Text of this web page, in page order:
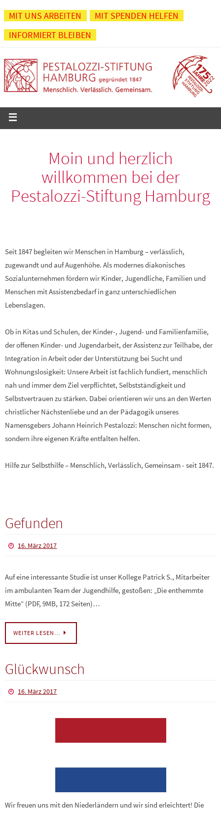
Zum
Inhalt
springen
MIT UNS ARBEITEN
MIT SPENDEN HELFEN
INFORMIERT BLEIBEN
Moin und herzlich
willkommen bei der
Pestalozzi-Stiftung Hamburg
Seit 1847 begleiten wir Menschen in Hamburg – verlässlich,
zugewandt und auf Augenhöhe. Als modernes diakonisches
Sozialunternehmen fördern wir Kinder, Jugendliche, Familien und
Menschen mit Assistenzbedarf in ganz unterschiedlichen
Lebenslagen.
Ob in Kitas und Schulen, der Kinder-, Jugend- und Familienfamilie,
der offenen Kinder- und Jugendarbeit, der Assistenz zur Teilhabe, der
Integration in Arbeit oder der Unterstützung bei Sucht und
Wohnungslosigkeit: Unsere Arbeit ist fachlich fundiert, menschlich
nah und immer dem Ziel verpflichtet, Selbstständigkeit und
Selbstvertrauen zu stärken. Dabei orientieren wir uns an den Werten
christlicher Nächstenliebe und an der Pädagogik unseres
Namensgebers Johann Heinrich Pestalozzi: Menschen nicht formen,
sondern ihre eigenen Kräfte entfalten helfen.
Hilfe zur Selbsthilfe – Menschlich, Verlässlich, Gemeinsam - seit 1847.
Gefunden
16. März 2017
Auf eine interessante Studie ist unser Kollege Patrick S., Mitarbeiter
im ambulanten Team der Jugendhilfe, gestoßen: „Die enthemmte
Mitte“ (PDF, 9MB, 172 Seiten)…
WEITER LESEN…
Glückwunsch
16. März 2017
Wir freuen uns mit den Niederländern und wir sind erleichtert! Die